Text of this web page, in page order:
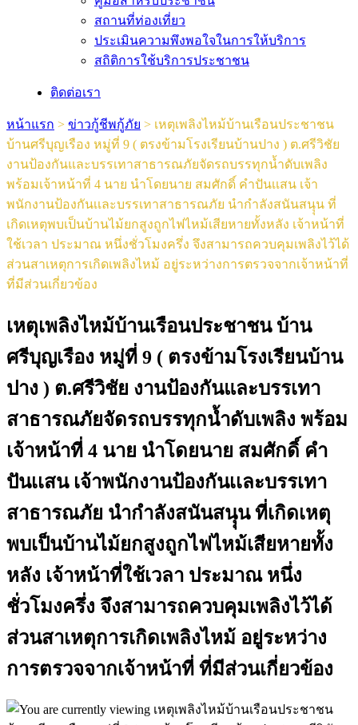
สถานที่ท่องเที่ยว
ประเมินความพึงพอใจในการให้บริการ
สถิติการใช้บริการประชาชน
ติดต่อเรา
หน้าแรก > ข่าวกู้ชีพกู้ภัย > เหตุเพลิงไหม้บ้านเรือนประชาชน
บ้านศรีบุญเรือง หมู่ที่ 9 ( ตรงข้ามโรงเรียนบ้านปาง ) ต.ศรีวิชัย
งานป้องกันและบรรเทาสาธารณภัยจัดรถบรรทุกน้ำดับเพลิง
พร้อมเจ้าหน้าที่ 4 นาย นำโดยนาย สมศักดิ์ คำปันเเสน เจ้า
พนักงานป้องกันเเละบรรเทาสาธารณภัย นำกำลังสนันสนุุน ที่
เกิดเหตุพบเป็นบ้านไม้ยกสูงถูกไฟไหม้เสียหายทั้งหลัง เจ้าหน้าที่
ใช้เวลา ประมาณ หนึ่งชั่วโมงครึ่ง จึงสามารถควบคุมเพลิงไว้ได้
ส่วนสาเหตุการเกิดเพลิงไหม้ อยู่ระหว่างการตรวจจากเจ้าหน้าที่
ที่มีส่วนเกี่ยวข้อง
เหตุเพลิงไหม้บ้านเรือนประชาชน บ้าน
ศรีบุญเรือง หมู่ที่ 9 ( ตรงข้ามโรงเรียนบ้าน
ปาง ) ต.ศรีวิชัย งานป้องกันและบรรเทา
สาธารณภัยจัดรถบรรทุกน้ำดับเพลิง พร้อม
เจ้าหน้าที่ 4 นาย นำโดยนาย สมศักดิ์ คำ
ปันเเสน เจ้าพนักงานป้องกันเเละบรรเทา
สาธารณภัย นำกำลังสนันสนุุน ที่เกิดเหตุ
พบเป็นบ้านไม้ยกสูงถูกไฟไหม้เสียหายทั้ง
หลัง เจ้าหน้าที่ใช้เวลา ประมาณ หนึ่ง
ชั่วโมงครึ่ง จึงสามารถควบคุมเพลิงไว้ได้
ส่วนสาเหตุการเกิดเพลิงไหม้ อยู่ระหว่าง
การตรวจจากเจ้าหน้าที่ ที่มีส่วนเกี่ยวข้อง